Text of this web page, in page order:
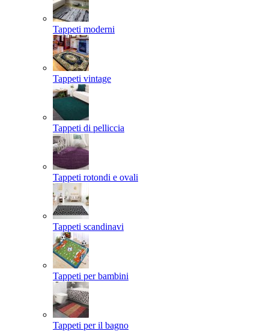
Tappeti moderni
Tappeti vintage
Tappeti di pelliccia
Tappeti rotondi e ovali
Tappeti scandinavi
Tappeti per bambini
Tappeti per il bagno